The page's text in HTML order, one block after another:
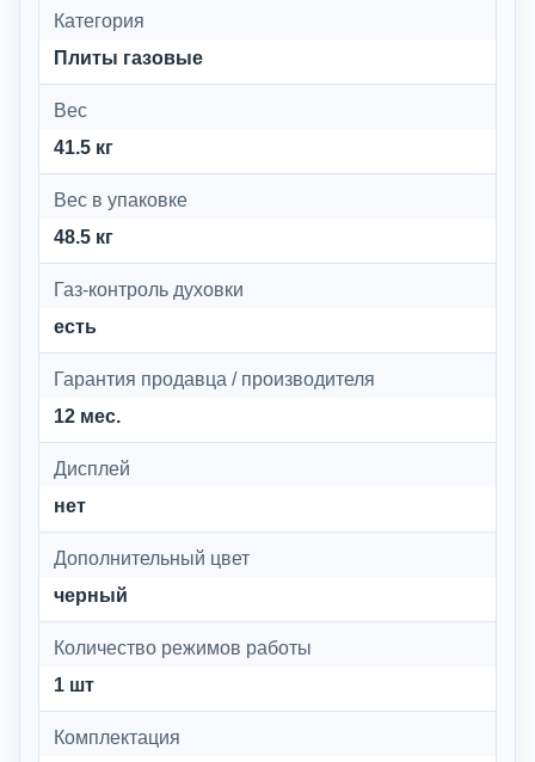
Категория
Плиты газовые
Вес
41.5 кг
Вес в упаковке
48.5 кг
Газ-контроль духовки
есть
Гарантия продавца / производителя
12 мес.
Дисплей
нет
Дополнительный цвет
черный
Количество режимов работы
1 шт
Комплектация